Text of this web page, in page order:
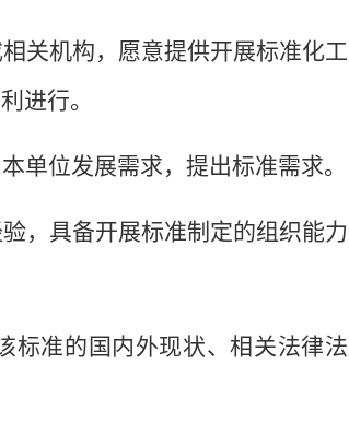
关机构，愿意提供开展标准化工
进行。
单位发展需求，提出标准需求。
，具备开展标准制定的组织能力
标准的国内外现状、相关法律法